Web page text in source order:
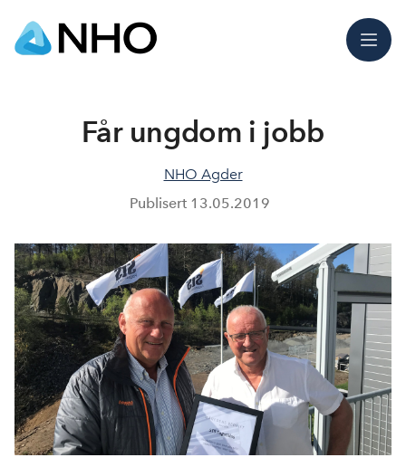
Meny
Får ungdom i jobb
NHO Agder
Publisert 13.05.2019